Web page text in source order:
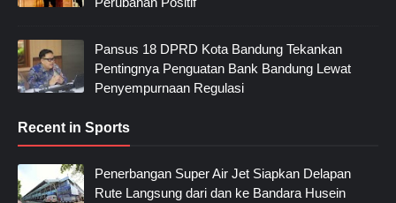
Pansus 18 DPRD Kota Bandung Tekankan
Pentingnya Penguatan Bank Bandung Lewat
Penyempurnaan Regulasi
Recent in Sports
Penerbangan Super Air Jet Siapkan Delapan
Rute Langsung dari dan ke Bandara Husein